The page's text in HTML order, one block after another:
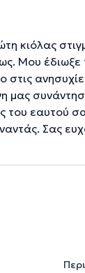
κιόλας
Μου
μας
του εαυτού
Σας